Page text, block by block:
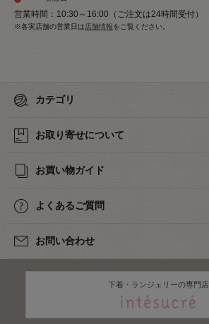
営業時間：10:30～16:00（ご注文は24時間受付）
※各実店舗の営業日は 店舗情報をご覧ください。
カテゴリ
お取り寄せについて
お買い物ガイド
よくあるご質問
お問い合わせ
下着・ランジェリーの専門店